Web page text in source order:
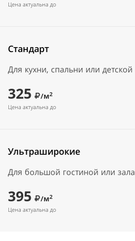
Цена актуальна до
Стандарт
Для кухни, спальни или детской
325 /м2
Цена актуальна до
Ультраширокие
Для большой гостиной или зала
395 /м2
Цена актуальна до